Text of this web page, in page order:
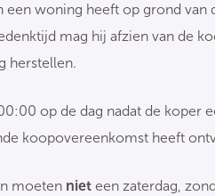
woning heeft op grond van
mag hij afzien van de
herstellen.
op de dag nadat de koper
koopovereenkomst heeft
moeten niet een zaterdag,